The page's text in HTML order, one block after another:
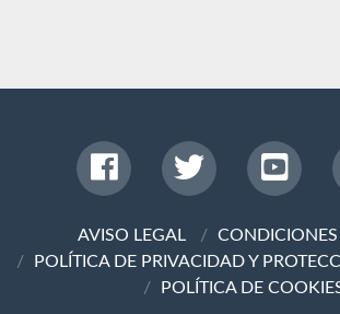
AVISO LEGAL
POLÍTICA DE PRIVACIDAD Y
POLÍTICA DE